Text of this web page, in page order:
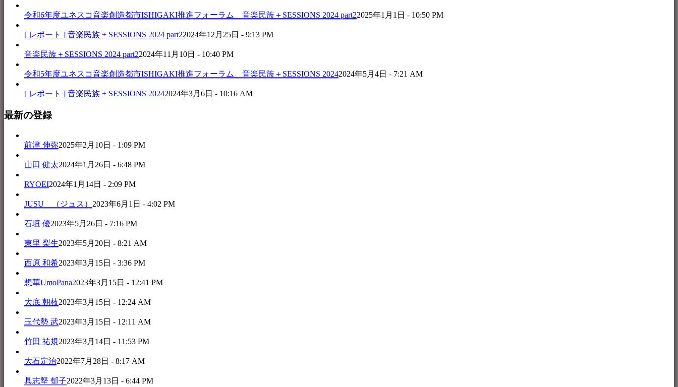
令和6年度ユネスコ音楽創造都市ISHIGAKI推進フォーラム 音楽民族＋SESSIONS 2024 part22025年1月1日 - 10:50 PM
[ レポート ] 音楽民族 + SESSIONS 2024 part22024年12月25日 - 9:13 PM
音楽民族＋SESSIONS 2024 part22024年11月10日 - 10:40 PM
令和5年度ユネスコ音楽創造都市ISHIGAKI推進フォーラム 音楽民族＋SESSIONS 20242024年5月4日 - 7:21 AM
[ レポート ] 音楽民族 + SESSIONS 20242024年3月6日 - 10:16 AM
最新の登録
前津 伸弥2025年2月10日 - 1:09 PM
山田 健太2024年1月26日 - 6:48 PM
RYOEI2024年1月14日 - 2:09 PM
JUSU （ジュス） 2023年6月1日 - 4:02 PM
石垣 優2023年5月26日 - 7:16 PM
東里 梨生2023年5月20日 - 8:21 AM
西原 和希2023年3月15日 - 3:36 PM
想華UmoPana2023年3月15日 - 12:41 PM
大底 朝枝2023年3月15日 - 12:24 AM
玉代勢 武2023年3月15日 - 12:11 AM
竹田 祐規2023年3月14日 - 11:53 PM
大石定治2022年7月28日 - 8:17 AM
具志堅 郁子2022年3月13日 - 6:44 PM